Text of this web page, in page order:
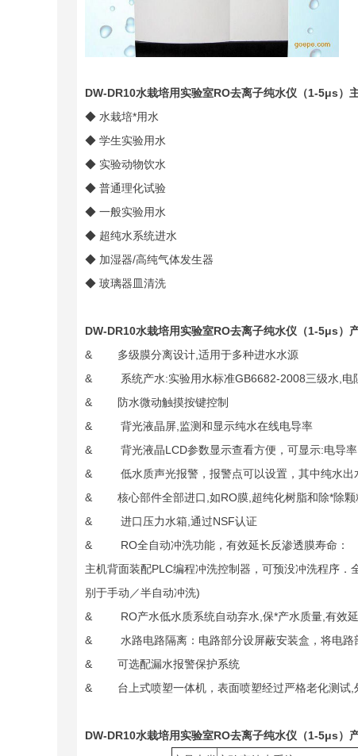
DW-DR10水栽培用实验室RO去离子纯水仪（1-5μs）
◆ 水栽培*用水
◆ 学生实验用水
◆ 实验动物饮水
◆ 普通理化试验
◆ 一般实验用水
◆ 超纯水系统进水
◆ 加湿器/高纯气体发生器
◆ 玻璃器皿清洗
DW-DR10水栽培用实验室RO去离子纯水仪（1-5μs）
& 多级膜分离设计,适用于多种进水水源
& 系统产水:实验用水标准GB6682-2008三级水,电
& 防水微动触摸按键控制
& 背光液晶屏,监测和显示纯水在线电导率
& 背光液晶LCD参数显示查看方便，可显示:电导率
& 低水质声光报警，报警点可以设置，其中纯水出
& 核心部件全部进口,如RO膜,超纯化树脂和除*除颗
& 进口压力水箱,通过NSF认证
& RO全自动冲洗功能，有效延长反渗透膜寿命：
主机背面装配PLC编程冲洗控制器，可预没冲洗程序
别于手动／半自动冲洗)
& RO产水低水质系统自动弃水,保*产水质量,有效延
& 水路电路隔离：电路部分设屏蔽安装盒，将电路部
& 可选配漏水报警保护系统
& 台上式喷塑一体机，表面喷塑经过严格老化测试,
DW-DR10水栽培用实验室RO去离子纯水仪（1-5μs）